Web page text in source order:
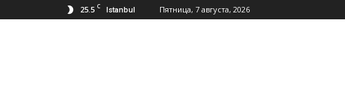
25.5 C Istanbul Пятница, 7 августа, 2026